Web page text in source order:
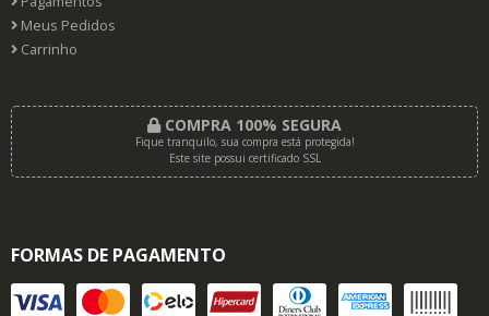
Meus Pedidos
Carrinho
COMPRA 100% SEGURA
Fique tranquilo, sua compra está protegida!
Este site possui certificado SSL
FORMAS DE PAGAMENTO